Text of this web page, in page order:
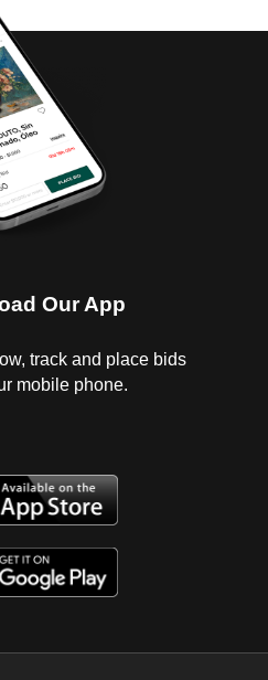
Our App
track and place bids
mobile phone.